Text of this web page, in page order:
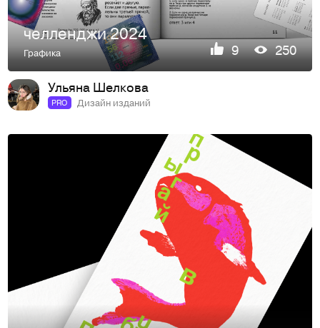
челленджи 2024
Графика 9 250
Ульяна Шелкова
PRO Дизайн изданий